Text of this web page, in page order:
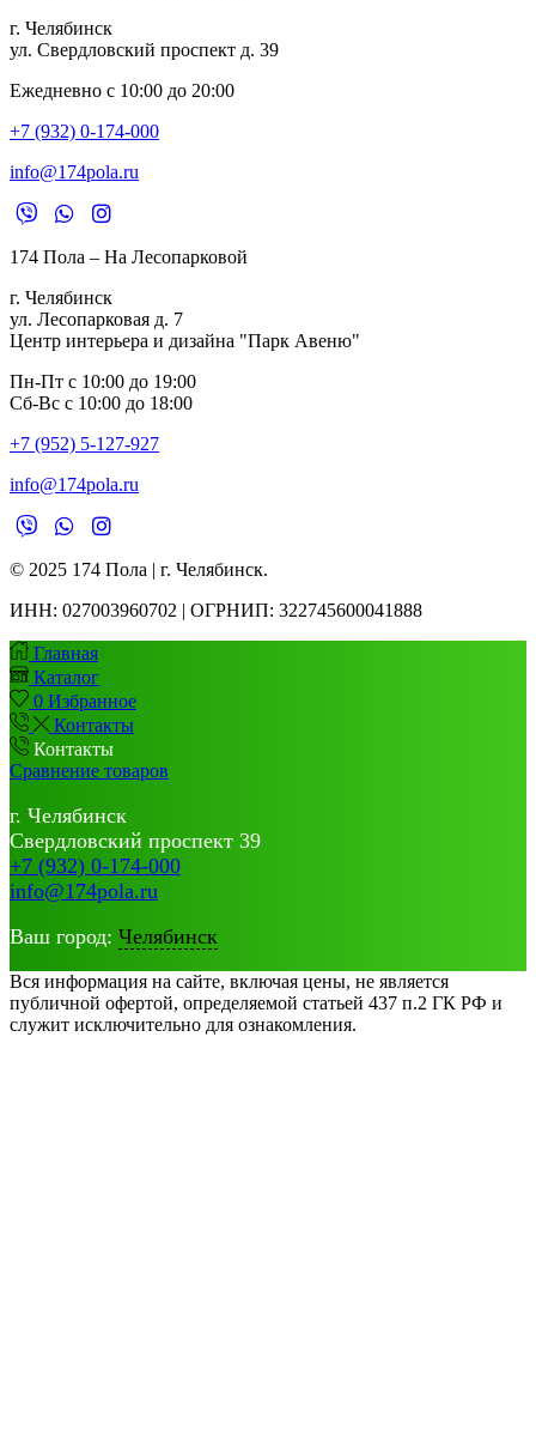
г. Челябинск
ул. Свердловский проспект д. 39
Ежедневно с 10:00 до 20:00
+7 (932) 0-174-000
info@174pola.ru
174 Пола – На Лесопарковой
г. Челябинск
ул. Лесопарковая д. 7
Центр интерьера и дизайна "Парк Авеню"
Пн-Пт с 10:00 до 19:00
Сб-Вс с 10:00 до 18:00
+7 (952) 5-127-927
info@174pola.ru
© 2025 174 Пола | г. Челябинск.
ИНН: 027003960702 | ОГРНИП: 322745600041888
Главная
Каталог
0 Избранное
Контакты
Контакты
Сравнение товаров
г. Челябинск
Свердловский проспект 39
+7 (932) 0-174-000
info@174pola.ru
Ваш город: Челябинск
Вся информация на сайте, включая цены, не является
публичной офертой, определяемой статьей 437 п.2 ГК РФ и
служит исключительно для ознакомления.